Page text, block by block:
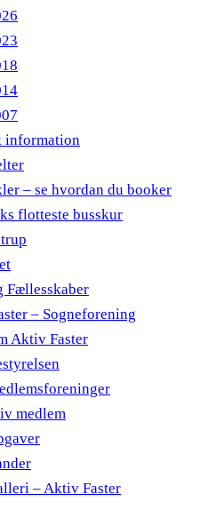
information
– se hvordan du booker
flotteste busskur
Fællesskaber
– Sogneforening
Aktiv Faster
medlem
– Aktiv Faster